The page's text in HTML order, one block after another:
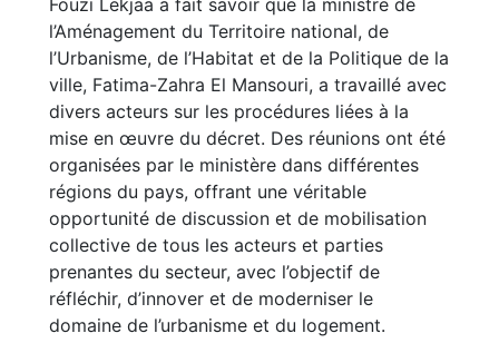
Fouzi Lekjaa a fait savoir que la ministre de
l’Aménagement du Territoire national, de
l’Urbanisme, de l’Habitat et de la Politique de la
ville, Fatima-Zahra El Mansouri, a travaillé avec
divers acteurs sur les procédures liées à la
mise en œuvre du décret. Des réunions ont été
organisées par le ministère dans différentes
régions du pays, offrant une véritable
opportunité de discussion et de mobilisation
collective de tous les acteurs et parties
prenantes du secteur, avec l’objectif de
réfléchir, d’innover et de moderniser le
domaine de l’urbanisme et du logement.